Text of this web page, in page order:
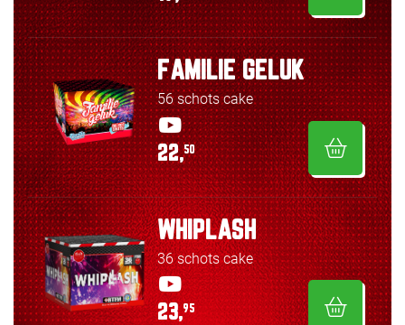
FAMILIE GELUK
56 schots cake
22,50
WHIPLASH
36 schots cake
23,95